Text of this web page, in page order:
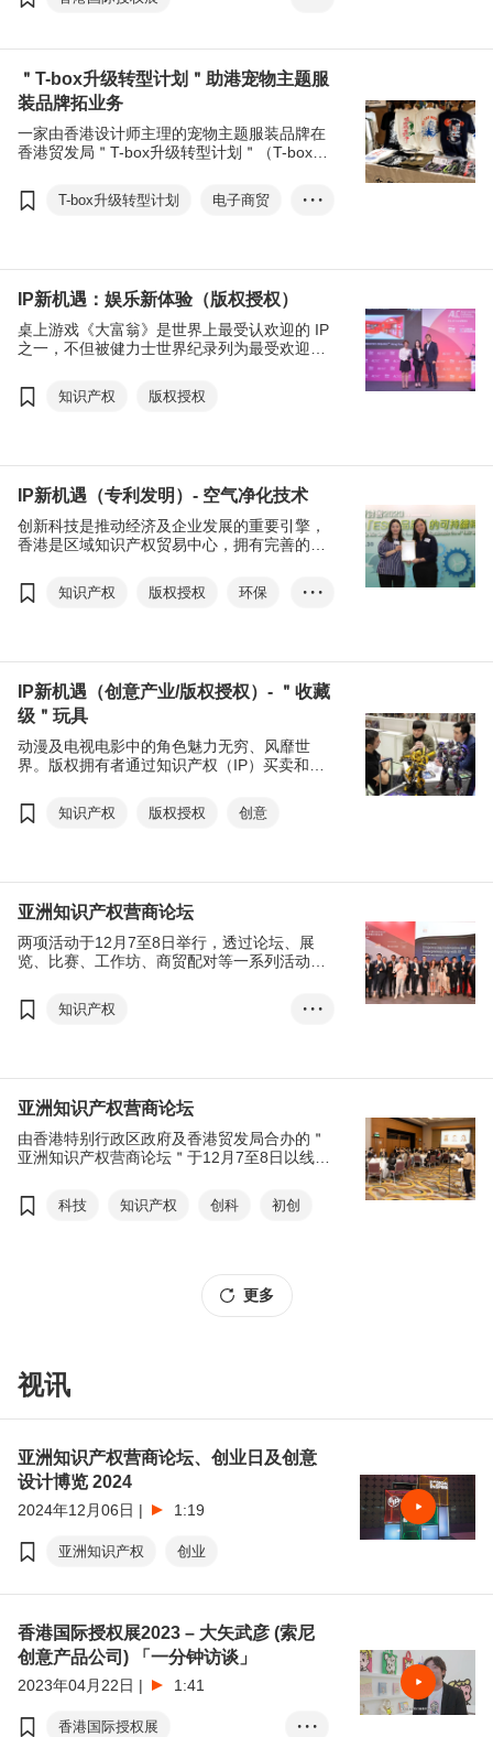
商机，促进区内知识产权贸易发展。
＂T-box升级转型计划＂助港宠物主题服
装品牌拓业务
一家由香港设计师主理的宠物主题服装品牌在
香港贸发局＂T-box升级转型计划＂（T-box）
发局展览接触潜在顾客。
T-box升级转型计划
电子商贸
• • •
IP新机遇：娱乐新体验（版权授权）
桌上游戏《大富翁》是世界上最受认欢迎的 IP
之一，不但被健力士世界纪录列为最受欢迎的
完善的法律制度能为知识产权提供强大的法律
保护，加上旅游业发展蓬勃，M先生娱乐有限
知识产权 版权授权
IP新机遇（专利发明）- 空气净化技术
创新科技是推动经济及企业发展的重要引擎，
香港是区域知识产权贸易中心，拥有完善的专
创科产业的发展。
知识产权 版权授权
环保
• • •
IP新机遇（创意产业/版权授权）- ＂收藏
级＂玩具
动漫及电视电影中的角色魅力无穷、风靡世
界。版权拥有者通过知识产权（IP）买卖和授
品，其中包括今年大热的＂收藏级＂玩具。香
港拥有良好的IP保护制度，有利于跨地域跨行
知识产权 版权授权 创意
亚洲知识产权营商论坛
两项活动于12月7至8日举行，透过论坛、展
览、比赛、工作坊、商贸配对等一系列活动协
技方面的最新资讯。两项活动云集逾350家来
自知识产权、创新科技、初创及可持续发展等
人次。
知识产权
• • •
亚洲知识产权营商论坛
由香港特别行政区政府及香港贸发局合办的＂
亚洲知识产权营商论坛＂于12月7至8日以线上
的专业人士和商家，共同探讨亚洲知识产权市
场的最新发展，探索商机。
科技 知识产权 创科 初创
更多
视讯
亚洲知识产权营商论坛、创业日及创意
设计博览 2024
2024年12月06日 | 1:19
亚洲知识产权 创业
香港国际授权展2023 – 大矢武彦 (索尼
创意产品公司) 「一分钟访谈」
2023年04月22日 | 1:41
香港国际授权展
• • •